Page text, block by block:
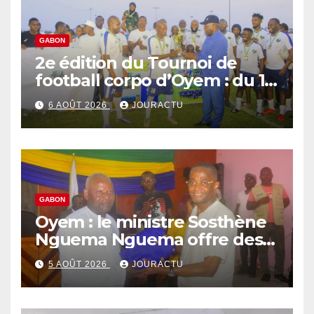
GABON
2e édition du Tournoi de
football corpo d’Oyem : du 12
septembre au 3 octobre 2026
6 AOÛT 2026 JOURACTU
GABON
Oyem : le ministre Sosthène
Nguema Nguema offre des
nouvelles tenues aux chefs
de quartiers
5 AOÛT 2026 JOURACTU